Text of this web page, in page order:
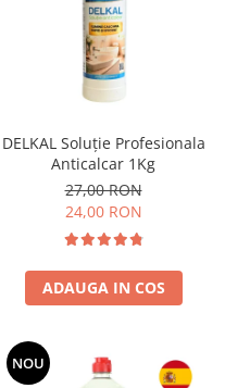
DELKAL Soluție Profesionala
Anticalcar 1Kg
27,00 RON
24,00 RON
ADAUGA IN COS
NOU